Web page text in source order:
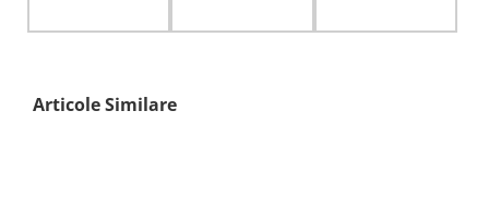
Articole Similare